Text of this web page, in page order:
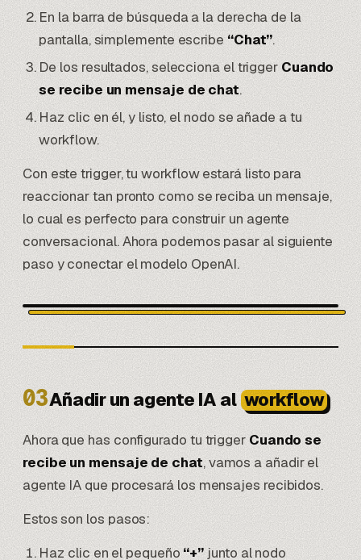
En la barra de búsqueda a la derecha de la
pantalla, simplemente escribe“Chat”.
De los resultados, selecciona el trigger Cuando
se recibe un mensaje de chat.
Haz clic en él, y listo, el nodo se añade a tu
workflow.
Con este trigger, tu workflow estará listo para
reaccionar tan pronto como se reciba un mensaje,
lo cual es perfecto para construir un agente
conversacional. Ahora podemos pasar al siguiente
paso y conectar el modelo OpenAI.
03Añadir un agente IA al workflow
Ahora que has configurado tu triggerCuando se
recibe un mensaje de chat, vamos a añadir el
agente IA que procesará los mensajes recibidos.
Estos son los pasos:
Haz clic en el pequeño“+”junto al nodo